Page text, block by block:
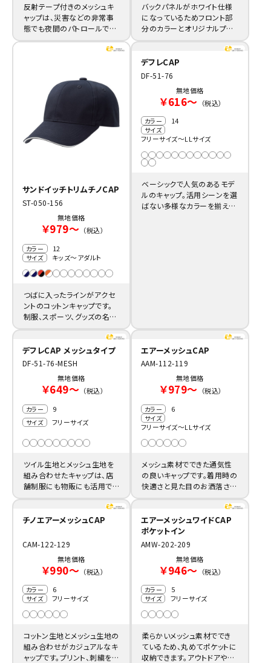
反射テープ付きのメッシュキ
ャップは、災害などの非常事
態でも夜間のパトロールでも
バックパネルがホワイト仕様
になっているためフロント部
分のカラーとオリジナルプリ
サンドイッチトリムチノCAP
ST-050-156
無地価格
￥979～ （税込）
カラー 12
サイズ キッズ～アダルト
つばに入ったラインがアクセ
ントのコットンキャップです。
制服、スポーツ、グッズの名入
デフレCAP
DF-51-76
無地価格
￥616～ （税込）
カラー 14
サイズ
フリーサイズ～LLサイズ
ベーシックで人気のあるモデ
ルのキャップ。活用シーンを選
ばない多様なカラーを揃えた
デフレCAP メッシュタイプ
DF-51-76-MESH
無地価格
￥649～ （税込）
カラー 9
サイズ フリーサイズ
ツイル生地とメッシュ生地を
組み合わせたキャップは、店
舗制服にも物販にも活用でき
エアーメッシュCAP
AAM-112-119
無地価格
￥979～ （税込）
カラー 6
サイズ
フリーサイズ～LLサイズ
メッシュ素材でできた通気性
の良いキャップです。着用時の
快適さと見た目のお洒落さを
チノエアーメッシュCAP
CAM-122-129
無地価格
￥990～ （税込）
カラー 6
サイズ フリーサイズ
コットン生地とメッシュ生地の
組み合わせがカジュアルなキ
ャップです。プリント、刺繍を格
エアーメッシュワイドCAP
ポケットイン
AMW-202-209
無地価格
￥946～ （税込）
カラー 5
サイズ フリーサイズ
柔らかいメッシュ素材ででき
ているため、丸めてポケットに
収納できます。アウトドアや試